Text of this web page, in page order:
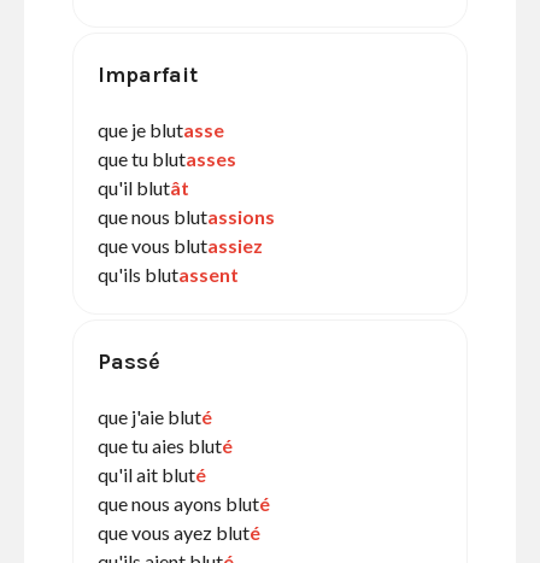
Imparfait
que je blutasse
que tu blutasses
qu'il blutât
que nous blutassions
que vous blutassiez
qu'ils blutassent
Passé
que j'aie bluté
que tu aies bluté
qu'il ait bluté
que nous ayons bluté
que vous ayez bluté